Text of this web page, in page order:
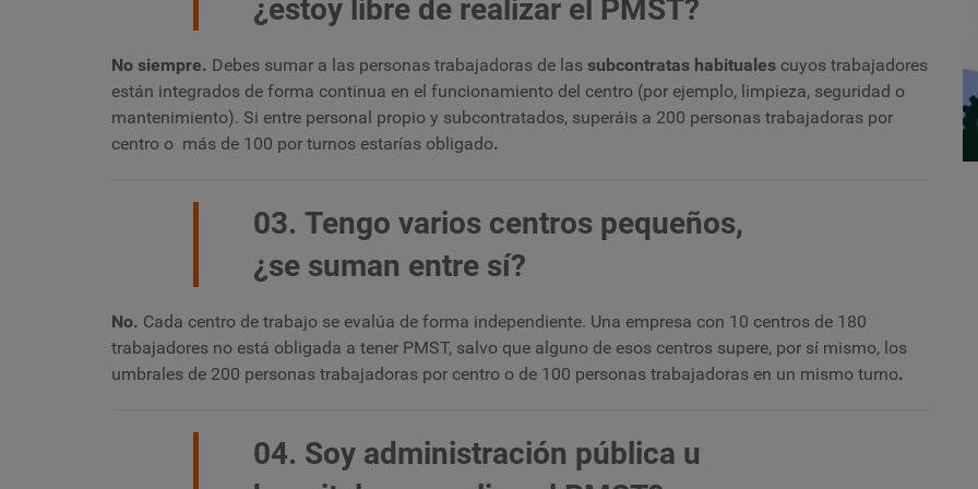
¿estoy libre de realizar el PMST?
No siempre. Debes sumar a las personas trabajadoras de las subcontratas habituales cuyos trabajadores
están integrados de forma continua en el funcionamiento del centro (por ejemplo, limpieza, seguridad o
mantenimiento). Si entre personal propio y subcontratados, superáis a 200 personas trabajadoras por
centro o más de 100 por turnos estarías obligado.
03. Tengo varios centros pequeños,
¿se suman entre sí?
No. Cada centro de trabajo se evalúa de forma independiente. Una empresa con 10 centros de 180
trabajadores no está obligada a tener PMST, salvo que alguno de esos centros supere, por sí mismo, los
umbrales de 200 personas trabajadoras por centro o de 100 personas trabajadoras en un mismo turno.
04. Soy administración pública u